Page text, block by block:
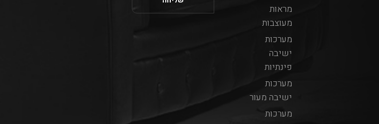
מראות
מעוצבות
מערכות
ישיבה
פינתיות
מערכות
ישיבה מעור
מערכות